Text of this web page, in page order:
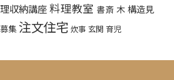
収納講座料理教室 書斎 木構造見
集注文住宅 炊事 玄関 育児